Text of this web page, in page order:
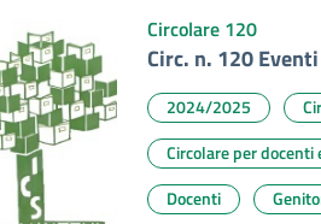
Circolare 120
Circ. n. 120
2024/2025
Circolare per docenti
Docenti